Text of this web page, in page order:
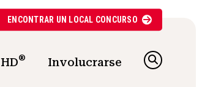
ENCONTRAR UN LOCAL CONCURSO
® Involucrarse